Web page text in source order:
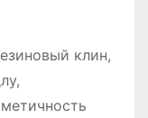
клин,